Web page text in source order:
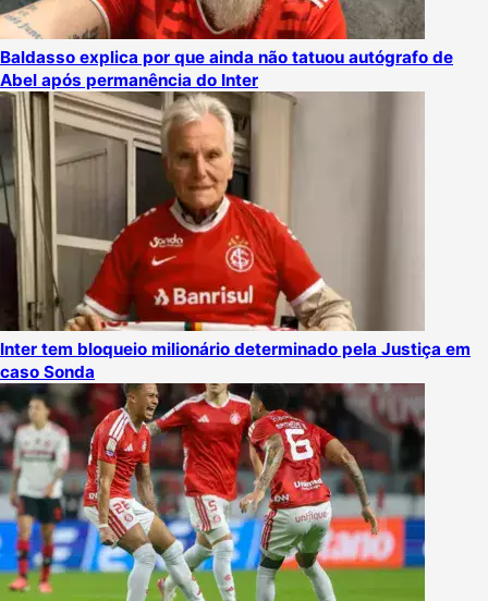
Baldasso explica por que ainda não tatuou autógrafo de
Abel após permanência do Inter
Inter tem bloqueio milionário determinado pela Justiça em
caso Sonda